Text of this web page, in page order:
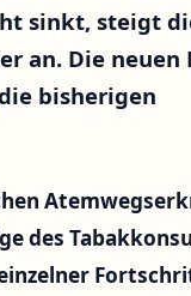
sinkt, steigt
an. Die neuen
bisherigen
des